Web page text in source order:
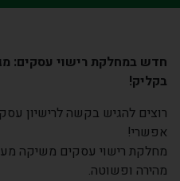
חדש במחלקת רישוי עסקים:
בקליק!
רוצים להגיש בקשה לרישיון
אפשרי!
מחלקת רישוי עסקים משיקה
מהירה ופשוטה.